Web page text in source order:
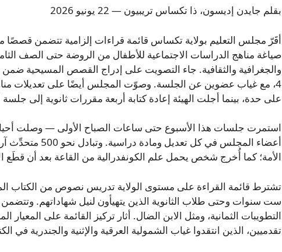
بقلم جايدن إديسون، ذا تكساس تريبيون — 22 يونيو 2026
أقَرّ مجلس التعليم بولاية تكساس قائمة قراءات إلزامية تتضمن
صياغة مناهج الدراسات الاجتماعية للأطفال من الروضة حتى الصف
4، مع غياب عضوين عن الجلسة. وصوّت المجلس أيضًا على تعديلات
على حدة، بينما أجلت الهيئة إعادة كتابة أربعة مقررات ثانوية إلى
استمرت جلسات هذا الأسبوع حتى ساعات الصباح الأولى — وصلت
أعضاء المجلس في
الأمة؛ كما أُخرج شخص يحمل علم الكونفدرالية من القاعة بعد أن قطَع
تشترط قائمة القراءة على مستوى الولاية تدريس نصوص من الكتاب
ست سنوات وحتى طلاب الثانوية الذين يتهيأون لنيل شهاداتهم.
التطويبات الثمانية، ومثل الابن الضال. أثار تركيز القائمة على
تقدميين، الذين انتقدوا غياب الشمولية العرقية والإثنية والجندرية في